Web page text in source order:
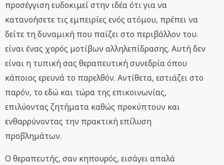
προσέγγιση ευδοκιμεί στην ιδέα ότι για να
κατανοήσετε τις εμπειρίες ενός ατόμου, πρέπει να
δείτε τη δυναμική που παίζει στο περιβάλλον του.
είναι ένας χορός μοτίβων αλληλεπίδρασης. Αυτή δεν
είναι η τυπική σας θεραπευτική συνεδρία όπου
κάποιος ερευνά το παρελθόν. Αντίθετα, εστιάζει στο
παρόν, το εδώ και τώρα της επικοινωνίας,
επιλύοντας ζητήματα καθώς προκύπτουν και
ενθαρρύνοντας την πρακτική επίλυση
προβλημάτων.
Ο θεραπευτής, σαν κηπουρός, εισάγει απαλά